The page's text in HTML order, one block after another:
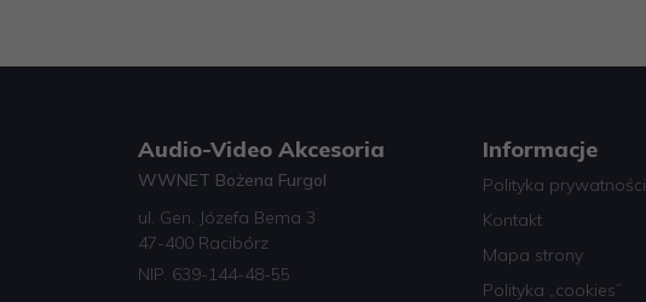
Audio-Video Akcesoria
WWNET Bożena Furgol
ul. Gen. Józefa Bema 3
47-400 Racibórz
NIP. 639-144-48-55
Informacje
Polityka prywatności
Kontakt
Mapa strony
Polityka „cookies”